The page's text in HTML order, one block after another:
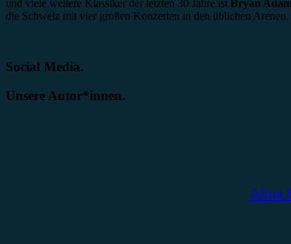
und viele weitere Klassiker der letzten 30 Jahre ist Bryan
die Schweiz mit vier großen Konzerten in den üblichen
Social Media.
Unsere Autor*innen.
Alina